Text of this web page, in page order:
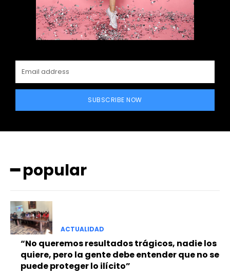
━ Planes
SUBSCRIBE NOW
━ popular
ACTUALIDAD
“No queremos resultados trágicos, nadie los
quiere, pero la gente debe entender que no se
puede proteger lo ilícito”